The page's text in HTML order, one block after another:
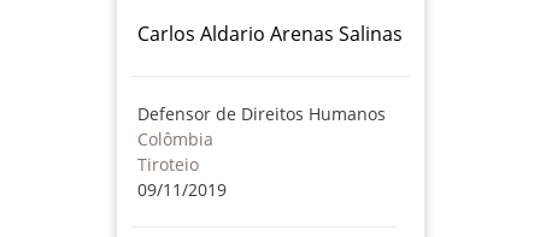
Carlos Aldario Arenas Salinas
Defensor de Direitos Humanos
Colômbia
Tiroteio
09/11/2019